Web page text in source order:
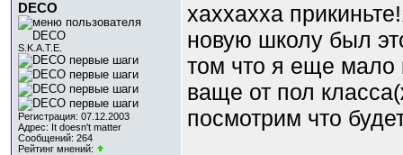
DECO
S.K.A.T.E.
Регистрация: 07.12.2003
Адрес: It doesn't matter
Сообщений: 264
Рейтинг мнений:
хаххахха
новую школу был
том что я еще мало
ваще от пол
посмотрим что